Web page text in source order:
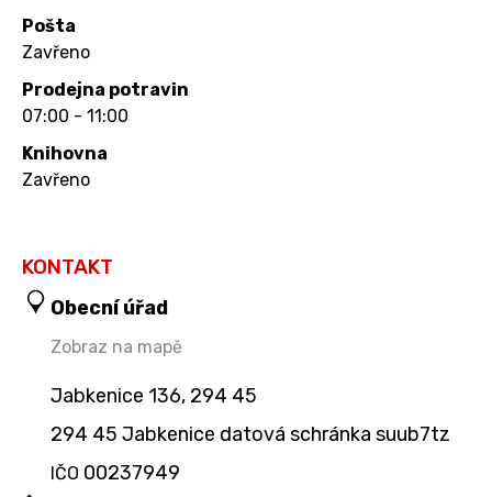
Pošta
Zavřeno
Prodejna potravin
07:00 - 11:00
Knihovna
Zavřeno
KONTAKT
Obecní úřad
Zobraz na mapě
Jabkenice 136, 294 45
294 45 Jabkenice datová schránka suub7tz
IČO 00237949